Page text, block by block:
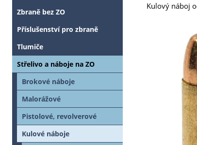
Kulový náboj
Zbraně bez ZO
Příslušenství pro zbraně
Tlumiče
Střelivo a náboje na ZO
Brokové náboje
Malorážové
Pistolové, revolverové
Kulové náboje